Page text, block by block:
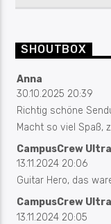
SHOUTBOX
Anna
30.10.2025 20:39
Richtig schöne
Macht so viel Spaß,
CampusCrew Ultra
13.11.2024 20:06
Guitar Hero, das
CampusCrew Ultra
13.11.2024 20:05